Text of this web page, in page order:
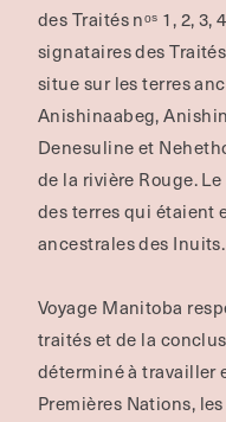
des Traités nᵒˢ 1, 2,
signataires des
situe sur les terres
Anishinaabeg,
Denesuline et
de la rivière Rouge.
des terres qui étaient
ancestrales des Inuits.
Voyage Manitoba
traités et de la
déterminé à travailler
Premières Nations,